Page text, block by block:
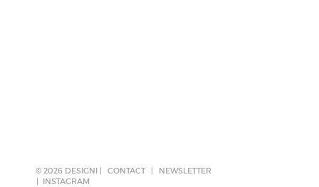
© 2026 DESIGNI | CONTACT
NEWSLETTER
INSTAGRAM